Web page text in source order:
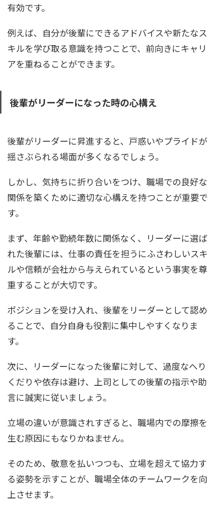
有効です。
例えば、自分が後輩にできるアドバイスや新たなス
キルを学び取る意識を持つことで、前向きにキャリ
アを重ねることができます。
後輩がリーダーになった時の心構え
後輩がリーダーに昇進すると、戸惑いやプライドが
揺さぶられる場面が多くなるでしょう。
しかし、気持ちに折り合いをつけ、職場での良好な
関係を築くために適切な心構えを持つことが重要で
す。
まず、年齢や勤続年数に関係なく、リーダーに選ば
れた後輩には、仕事の責任を担うにふさわしいスキ
ルや信頼が会社から与えられているという事実を尊
重することが大切です。
ポジションを受け入れ、後輩をリーダーとして認め
ることで、自分自身も役割に集中しやすくなりま
す。
次に、リーダーになった後輩に対して、過度なへり
くだりや依存は避け、上司としての後輩の指示や助
言に誠実に従いましょう。
立場の違いが意識されすぎると、職場内での摩擦を
生む原因にもなりかねません。
そのため、敬意を払いつつも、立場を超えて協力す
る姿勢を示すことが、職場全体のチームワークを向
上させます。